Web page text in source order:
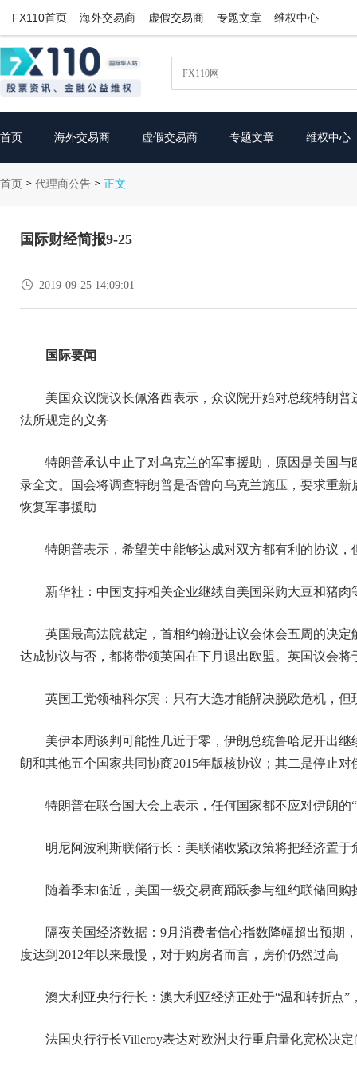
FX110首页 海外交易商 虚假交易商 专题文章 维权中心
首页 海外交易商 虚假交易商 专题文章 维权中心
首页 > 代理商公告 > 正文
国际财经简报9-25
 2019-09-25 14:09:01
国际要闻
美国众议院议长佩洛西表示，众议院开始对总统特朗
法所规定的义务
特朗普承认中止了对乌克兰的军事援助，原因是美国
录全文。国会将调查特朗普是否曾向乌克兰施压，要求重
恢复军事援助
特朗普表示，希望美中能够达成对双方都有利的协议，
新华社：中国支持相关企业继续自美国采购大豆和猪肉
英国最高法院裁定，首相约翰逊让议会休会五周的决
达成协议与否，都将带领英国在下月退出欧盟。英国议会将
英国工党领袖科尔宾：只有大选才能解决脱欧危机，但
美伊本周谈判可能性几近于零，伊朗总统鲁哈尼开出
朗和其他五个国家共同协商2015年版核协议；其二是停止对
特朗普在联合国大会上表示，任何国家都不应对伊朗
明尼阿波利斯联储行长：美联储收紧政策将把经济置
随着季末临近，美国一级交易商踊跃参与纽约联储回
隔夜美国经济数据：9月消费者信心指数降幅超出预期
度达到2012年以来最慢，对于购房者而言，房价仍然过高
澳大利亚央行行长：澳大利亚经济正处于“温和转折点
法国央行行长Villeroy表达对欧洲央行重启量化宽松决